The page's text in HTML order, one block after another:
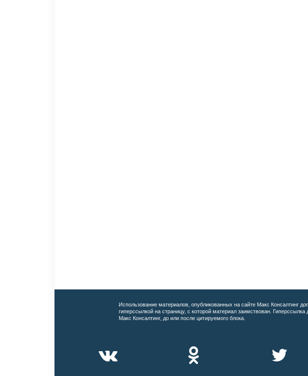
Использование материалов, опубликованных на сайте Макс Консалтинг
гиперссылкой на страницу, с которой материал заимствован.
Макс Консалтинг, до или после цитируемого блока.